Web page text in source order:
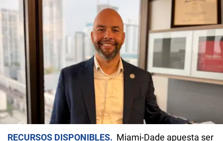
RECURSOS DISPONIBLES
Miami-Dade apuesta ser